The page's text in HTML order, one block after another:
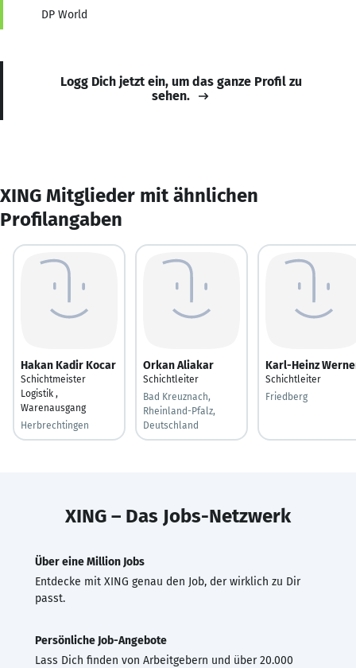
DP World
Logg Dich jetzt ein, um das ganze Profil zu
sehen.
XING Mitglieder mit ähnlichen
Profilangaben
Hakan Kadir Kocar
Schichtmeister
Logistik ,
Warenausgang
Herbrechtingen
Orkan Aliakar
Schichtleiter
Bad Kreuznach,
Rheinland-Pfalz,
Deutschland
Karl-Heinz
Schichtleiter
Friedberg
XING – Das Jobs-Netzwerk
Über eine Million Jobs
Entdecke mit XING genau den Job, der wirklich zu Dir
passt.
Persönliche Job-Angebote
Lass Dich finden von Arbeitgebern und über 20.000